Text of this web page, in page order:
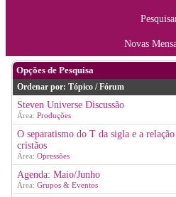
Novas
Opções de Pesquisa
Ordenar por: Tópico /Fórum
Steven Universe Discussão
Área: Produções
O separatismo do T da sigla e a
cristãos
Área: Opressões
Agenda: Maio/Junho
Área: Grupos & Eventos